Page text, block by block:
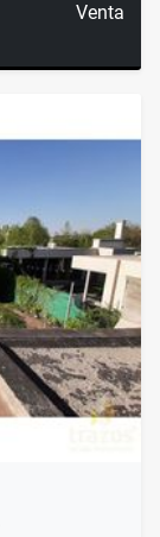
Venta